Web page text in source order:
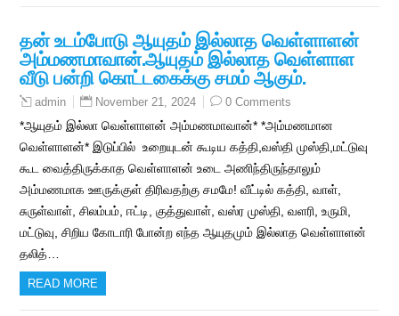
தன் உடம்போடு ஆயுதம் இல்லாத வெள்ளாளன்
அம்மணமாவான்.ஆயுதம் இல்லாத வெள்ளாள
வீடு பன்றி கொட்டகைக்கு சமம் ஆகும்.
admin November 21, 2024 0 Comments
*ஆயுதம் இல்லா வெள்ளாளன் அம்மணமாவான்* *அம்மணமான
வெள்ளாளன்* இடுப்பில் உறையுடன் கூடிய கத்தி,வஸ்தி முஸ்தி,மட்டுவு
கூட வைத்திருக்காத வெள்ளாளன் உடை அணிந்திருந்தாலும்
அம்மணமாக ஊருக்குள் திரிவதற்கு சமமே! வீட்டில் கத்தி, வாள்,
சுருள்வாள், சிலம்பம், ஈட்டி, குத்துவாள், வஸ்ர முஸ்தி, வளரி, உருமி,
மட்டுவு, சிறிய கோடாரி போன்ற எந்த ஆயுதமும் இல்லாத வெள்ளாளன்
தலித்…
READ MORE